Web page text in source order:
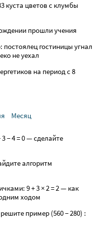
куста цветов с клумбы
прошли учения
гостиницы угнал
не уехал
на период с 8
Месяц
− 4 = 0 — сделайте
алгоритм
9 + 3 × 2 = 2 — как
ходом
пример (560 − 280) :